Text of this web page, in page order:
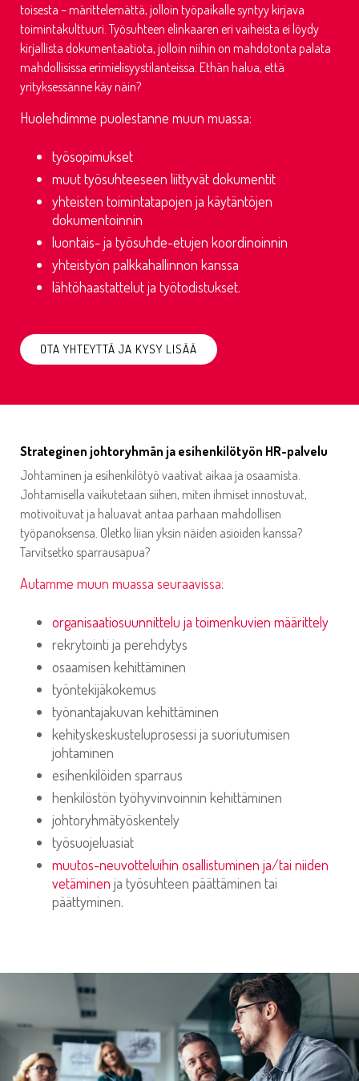
toisesta – märittelemättä, jolloin työpaikalle syntyy kirjava
toimintakulttuuri. Työsuhteen elinkaaren eri vaiheista ei löydy
kirjallista dokumentaatiota, jolloin niihin on mahdotonta palata
mahdollisissa erimielisyystilanteissa. Ethän halua, että
yrityksessänne käy näin?
Huolehdimme puolestanne muun muassa:
työsopimukset
muut työsuhteeseen liittyvät dokumentit
yhteisten toimintatapojen ja käytäntöjen
dokumentoinnin
luontais- ja työsuhde-etujen koordinoinnin
yhteistyön palkkahallinnon kanssa
lähtöhaastattelut ja työtodistukset.
OTA YHTEYTTÄ JA KYSY LISÄÄ
Strateginen johtoryhmän ja esihenkilötyön HR-palvelu
Johtaminen ja esihenkilötyö vaativat aikaa ja osaamista.
Johtamisella vaikutetaan siihen, miten ihmiset innostuvat,
motivoituvat ja haluavat antaa parhaan mahdollisen
työpanoksensa. Oletko liian yksin näiden asioiden kanssa?
Tarvitsetko sparrausapua?
Autamme muun muassa seuraavissa:
organisaatiosuunnittelu ja toimenkuvien määrittely
rekrytointi ja perehdytys
osaamisen kehittäminen
työntekijäkokemus
työnantajakuvan kehittäminen
kehityskeskusteluprosessi ja suoriutumisen
johtaminen
esihenkilöiden sparraus
henkilöstön työhyvinvoinnin kehittäminen
johtoryhmätyöskentely
työsuojeluasiat
muutos-neuvotteluihin osallistuminen ja/tai niiden
vetäminen ja työsuhteen päättäminen tai
päättyminen.